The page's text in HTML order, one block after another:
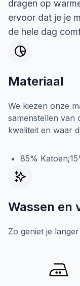
dragen op
ervoor dat je je
de hele dag
Materiaal
We kiezen onze
samenstellen van
kwaliteit en waar
85%
Wassen en
Zo geniet je